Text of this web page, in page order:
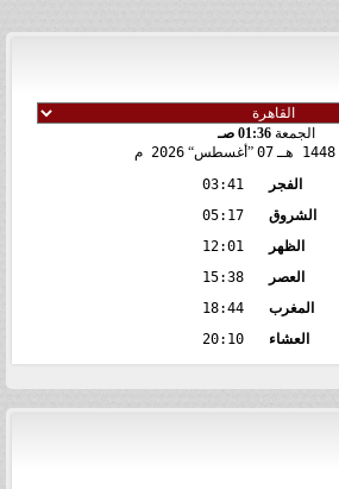
الجمعة 01:36 صـ
1448 هـ 07 أغسطس 2026 م
الفجر
03:41
الشروق
05:17
الظهر
12:01
العصر
15:38
المغرب
18:44
العشاء
20:10